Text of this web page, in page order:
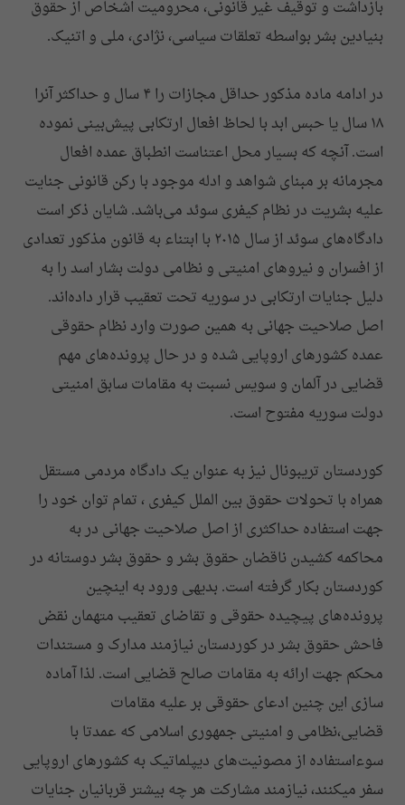
بازداشت و توقیف غیر قانونی، محرومیت اشخاص از حقوق
بنیادین بشر بواسطه تعلقات سیاسی، نژادی، ملی و اتنیک.
در ادامه ماده مذکور حداقل مجازات را ۴ سال و حداکثر آنرا
۱٨ سال یا حبس ابد با لحاظ افعال ارتکابی پیش‌بینی نموده
است. آنچه که بسیار محل اعتناست انطباق عمده افعال
مجرمانه بر مبنای شواهد و ادله موجود با رکن قانونی جنایت
علیه بشریت در نظام کیفری سوئد می‌باشد. شایان ذکر است
دادگاه‌های سوئد از سال ۲۰۱۵ با ابتناء به قانون مذکور تعدادی
از افسران و نیروهای امنیتی و نظامی دولت بشار اسد را به
دلیل جنایات ارتکابی در سوریه تحت تعقیب قرار داده‌اند.
اصل صلاحیت جهانی به همین صورت وارد نظام حقوقی
عمده کشورهای اروپایی شده و در حال پرونده‌های مهم
قضایی در آلمان و سویس نسبت به مقامات سابق امنیتی
دولت سوریه مفتوح است.
کوردستان تریبونال نیز به عنوان یک دادگاه مردمی مستقل
همراه با تحولات حقوق بین الملل کیفری ، تمام توان خود را
جهت استفاده حداکثری از اصل صلاحیت جهانی در به
محاکمه کشیدن ناقضان حقوق بشر و حقوق بشر دوستانه در
کوردستان بکار گرفته است. بدیهی ورود به اینچین
پرونده‌های پیچیده حقوقی و تقاضای تعقیب متهمان نقض
فاحش حقوق بشر در کوردستان نیازمند مدارک و مستندات
محکم جهت ارائه به مقامات صالح قضایی است. لذا آماده
سازی این چنین ادعای حقوقی بر علیه مقامات
قضایی،نظامی و امنیتی جمهوری اسلامی که عمدتا با
سوءاستفاده از مصونیت‌های دیپلماتیک به کشورهای اروپایی
سفر میکنند، نیازمند مشارکت هر چه بیشتر قربانیان جنایات